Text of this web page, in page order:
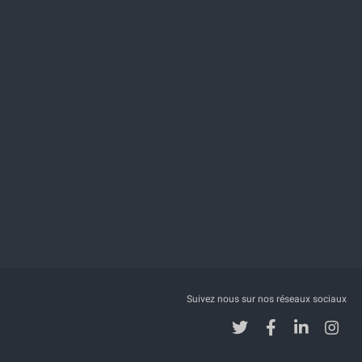
Suivez nous sur nos réseaux sociaux